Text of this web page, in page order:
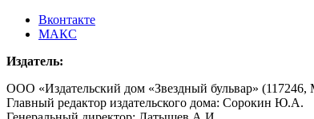
Вконтакте
МАКС
Издатель:
ООО «Издательский дом «Звездный бульвар»
Главный редактор издательского дома: Сорокин Ю.А.